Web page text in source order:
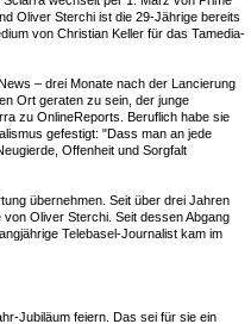
Oliver Sterchi ist die 29-Jährige bereits
von Christian Keller für das Tamedia-
– drei Monate nach der Lancierung
Ort geraten zu sein, der junge
zu OnlineReports. Beruflich habe sie
gefestigt: "Dass man an jede
Offenheit und Sorgfalt
übernehmen. Seit über drei Jahren
Oliver Sterchi. Seit dessen Abgang
Telebasel-Journalist kam im
Jubiläum feiern. Das sei für sie ein